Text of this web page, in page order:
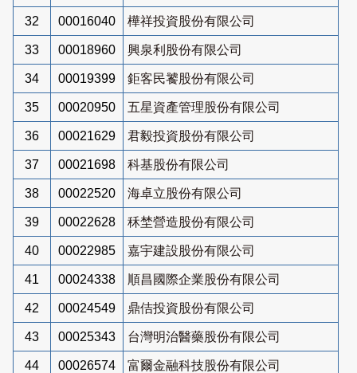
32 00016040 樺祥投資股份有限公司
33 00018960 興泉利股份有限公司
34 00019399 鉅客民饕股份有限公司
35 00020950 五星資產管理股份有限公司
36 00021629 君毅投資股份有限公司
37 00021698 科基股份有限公司
38 00022520 海卓立股份有限公司
39 00022628 秝埜營造股份有限公司
40 00022985 嘉宇建設股份有限公司
41 00024338 順昌國際企業股份有限公司
42 00024549 鼎佶投資股份有限公司
43 00025343 台灣明治醫藥股份有限公司
44 00026574 富爾金融科技股份有限公司